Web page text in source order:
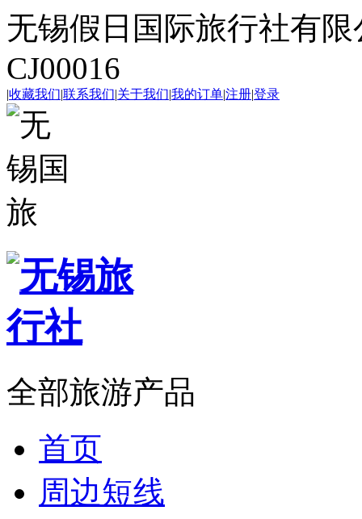
无锡假日国际旅行社有限
CJ00016
|收藏我们|联系我们|关于我们|我的订单|注册|登录
全部旅游产品
首页
周边短线